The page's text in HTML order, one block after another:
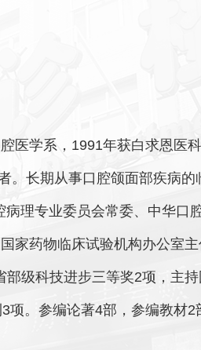
医学系，1991年获白求恩医
长期从事口腔颌面部疾病
理专业委员会常委、中华口
家药物临床试验机构办公室
级科技进步三等奖2项，主
。参编论著4部，参编教材2